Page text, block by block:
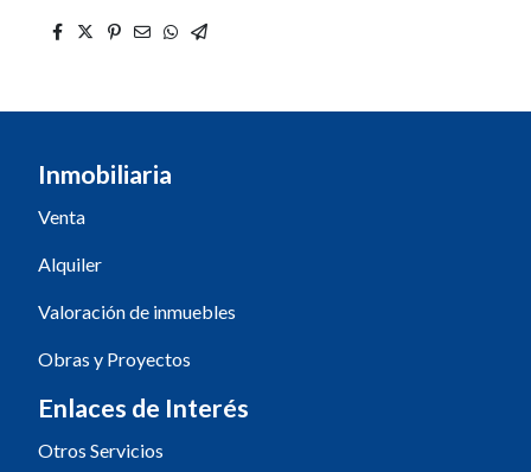
Inmobiliaria
Venta
Alquiler
Valoración de inmuebles
Obras y Proyectos
Enlaces de Interés
Otros Servicios